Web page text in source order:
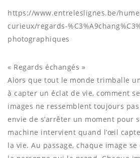
https://www.entreleslignes.be/
curieux/regards-
photographiques
« Regards échangés »
Alors que tout le monde trimballe
à capter un éclat de vie, comment
images ne ressemblent toujours
envie de s’arrêter un moment pour
machine intervient quand l’œil
la vie. Au passage, chaque image